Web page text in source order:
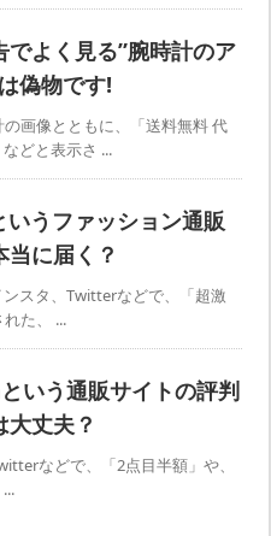
でよく見る”腕時計のア
偽物です!
画像とともに、「送料無料 代
どと表示さ ...
うファッション通販
に届く？
スタ、Twitterなどで、「超激
た、 ...
いう通販サイトの評判
大丈夫？
などで、「2点目半額」や、